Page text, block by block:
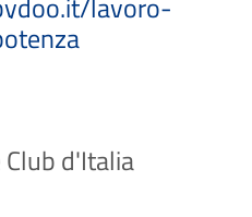
lavoro-
d'Italia